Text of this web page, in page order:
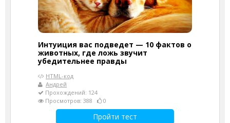
Интуиция вас подведет — 10 фактов о
животных, где ложь звучит
убедительнее правды
HTML-код
Андрей
Прохождений: 124
Просмотров: 388
0
Пройти тест